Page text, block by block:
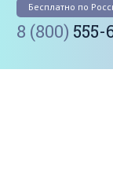
Бесплатно по
8 (800) 555-